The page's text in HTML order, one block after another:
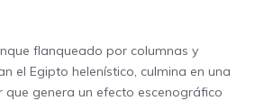
flanqueado por columnas y
el Egipto helenístico, culmina en una
que genera un efecto escenográfico